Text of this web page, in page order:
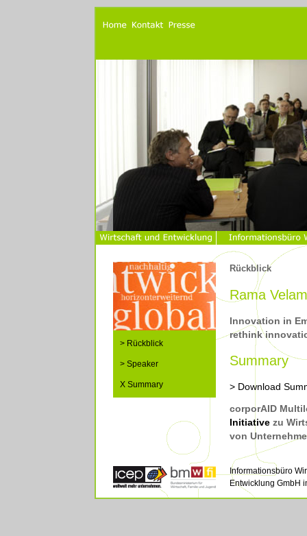
> Rückblick
> Speaker
X Summary
Rückblick
Rama
Innovation in
rethink
Summary
> Download
corporAID
Initiative zu
von
Informationsbüro
Entwicklung GmbH